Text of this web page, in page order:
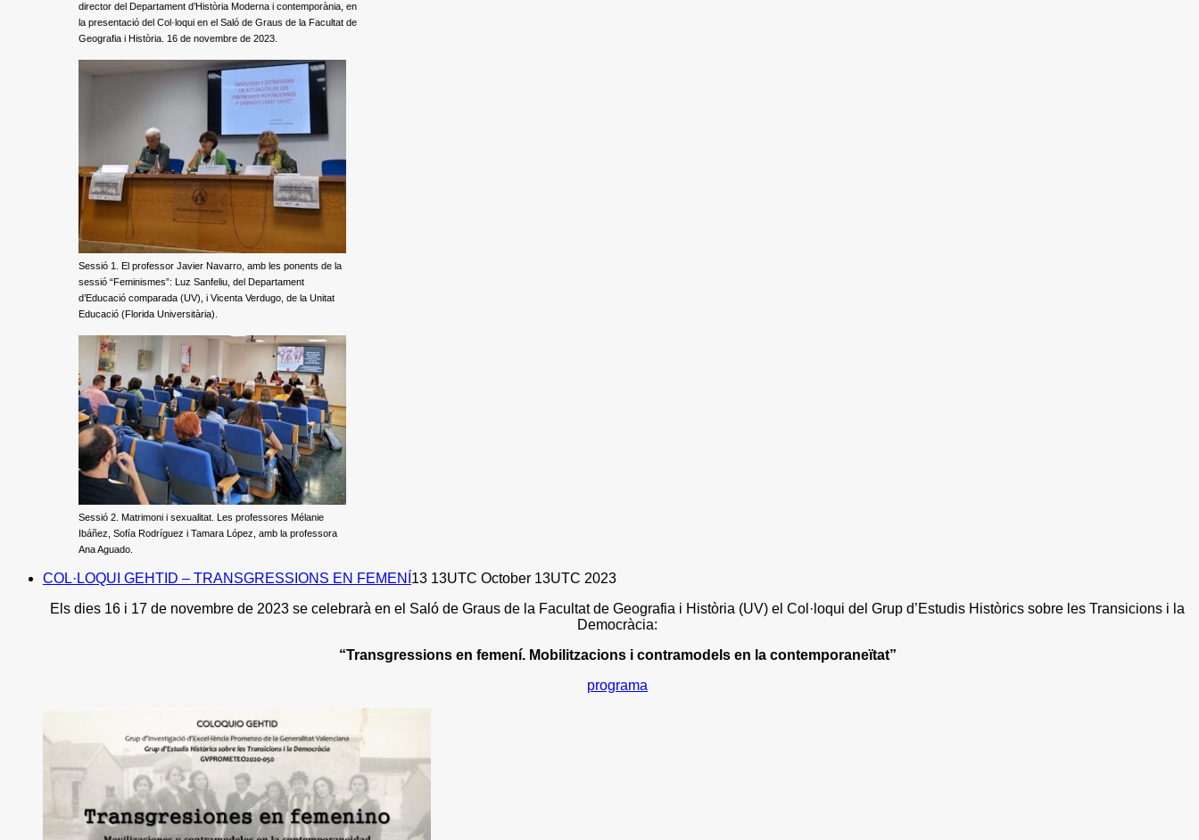
director del Departament d’Història Moderna i contemporània, en
la presentació del Col·loqui en el Saló de Graus de la Facultat de
Geografia i Història. 16 de novembre de 2023.
Sessió 1. El professor Javier Navarro, amb les ponents de la
sessió “Feminismes”: Luz Sanfeliu, del Departament
d’Educació comparada (UV), i Vicenta Verdugo, de la Unitat
Educació (Florida Universitària).
Sessió 2. Matrimoni i sexualitat. Les professores Mélanie
Ibáñez, Sofía Rodríguez i Tamara López, amb la professora
Ana Aguado.
COL·LOQUI GEHTID – TRANSGRESSIONS EN FEMENÍ 13 13UTC October 13UTC 2023
Els dies 16 i 17 de novembre de 2023 se celebrarà en el Saló de Graus de la Facultat de Geografia i Història (UV) el Col·loqui del Grup d’Estudis Històrics sobre les Transicions i la
Democràcia:
“Transgressions en femení. Mobilitzacions i contramodels en la contemporaneïtat”
programa